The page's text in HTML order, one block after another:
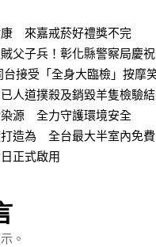
康 來嘉戒菸好禮獎不完
父子兵！彰化縣警察局慶
接受「全身大臨檢」按摩
人道撲殺及銷毀羊隻檢驗
源 全力守護環境安全
造為 全台最大半室內免
正式啟用
。